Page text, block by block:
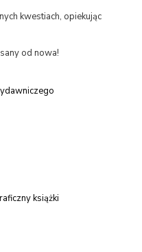
kwestiach, opiekując
od nowa!
książki